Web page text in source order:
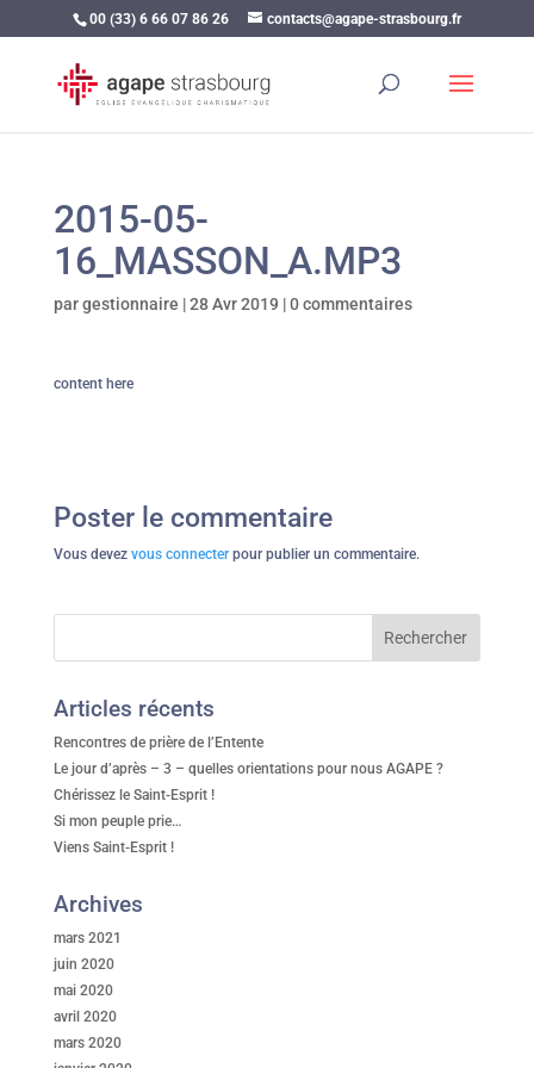
00 (33) 6 66 07 86 26 contacts@agape-strasbourg.fr
2015-05-
16_MASSON_A.MP3
pargestionnaire |28 Avr 2019 |0 commentaires
content here
Poster le commentaire
Vous devez vous connecterpour publier un commentaire.
Articles récents
Rencontres de prière de l’Entente
Le jour d’après – 3 – quelles orientations pour nous AGAPE ?
Chérissez le Saint-Esprit !
Si mon peuple prie…
Viens Saint-Esprit !
Archives
mars 2021
juin 2020
mai 2020
avril 2020
mars 2020